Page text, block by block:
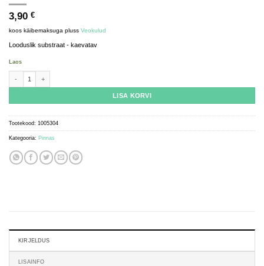
3,90 €
koos käibemaksuga pluss Veokulud
Looduslik substraat - kaevatav
Laos
LISA KORVI
Tootekood: 1005304
Kategooria: Pinnas
KIRJELDUS
LISAINFO